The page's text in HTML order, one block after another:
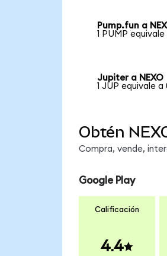
Pump.fun a
1 PUMP
Jupiter a NEXO
1 JUP equivale a
Obtén
Compra, vende,
Google Play
Calificación
4.4